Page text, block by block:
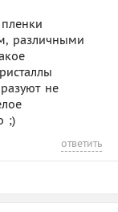
различными
не
;)
ответить